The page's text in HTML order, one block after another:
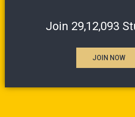
Join 29,12,093
JOIN NOW